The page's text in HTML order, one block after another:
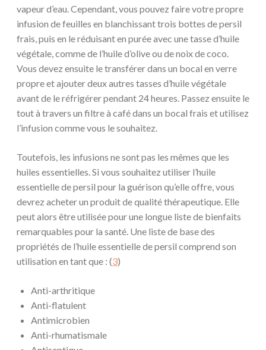
vapeur d’eau. Cependant, vous pouvez faire votre propre
infusion de feuilles en blanchissant trois bottes de persil
frais, puis en le réduisant en purée avec une tasse d’huile
végétale, comme de l’huile d’olive ou de noix de coco.
Vous devez ensuite le transférer dans un bocal en verre
propre et ajouter deux autres tasses d’huile végétale
avant de le réfrigérer pendant 24 heures. Passez ensuite le
tout à travers un filtre à café dans un bocal frais et utilisez
l’infusion comme vous le souhaitez.
Toutefois, les infusions ne sont pas les mêmes que les
huiles essentielles. Si vous souhaitez utiliser l’huile
essentielle de persil pour la guérison qu’elle offre, vous
devrez acheter un produit de qualité thérapeutique. Elle
peut alors être utilisée pour une longue liste de bienfaits
remarquables pour la santé. Une liste de base des
propriétés de l’huile essentielle de persil comprend son
utilisation en tant que : (3)
Anti-arthritique
Anti-flatulent
Antimicrobien
Anti-rhumatismale